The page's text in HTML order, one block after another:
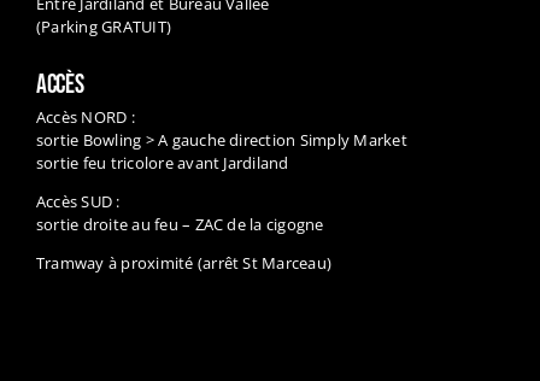
(Parking GRATUIT)
ACCÈS
Accès NORD :
sortie Bowling > A gauche direction Simply Market
sortie feu tricolore avant Jardiland
Accès SUD :
sortie droite au feu – ZAC de la cigogne
Tramway à proximité (arrêt St Marceau)